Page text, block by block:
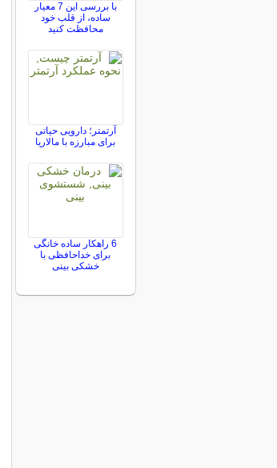
با بررسی این 7 معیار
ساده، از قلب خود
محافظت کنید
آرتمتر؛ دارویی حیاتی
برای مبارزه با مالاریا
6 راهکار ساده خانگی
برای خداحافظی با
خشکی بینی